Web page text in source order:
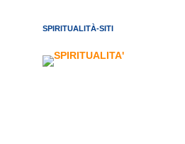
SPIRITUALITÀ-SITI